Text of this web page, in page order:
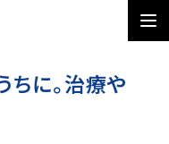
に。治療や